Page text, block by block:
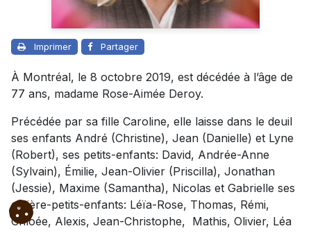
Imprimer Partager
À Montréal, le 8 octobre 2019, est décédée à l’âge de
77 ans, madame Rose-Aimée Deroy.
Précédée par sa fille Caroline, elle laisse dans le deuil
ses enfants André (Christine), Jean (Danielle) et Lyne
(Robert), ses petits-enfants: David, Andrée-Anne
(Sylvain), Émilie, Jean-Olivier (Priscilla), Jonathan
(Jessie), Maxime (Samantha), Nicolas et Gabrielle ses
arrière-petits-enfants: Léïa-Rose, Thomas, Rémi,
Chloée, Alexis, Jean-Christophe, Mathis, Olivier, Léa